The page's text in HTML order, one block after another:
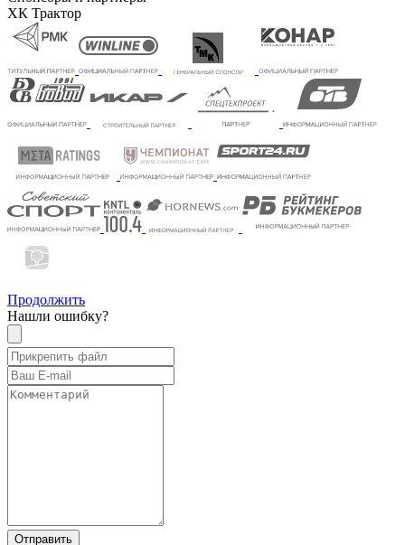
ХК Трактор
Продолжить
Нашли ошибку?